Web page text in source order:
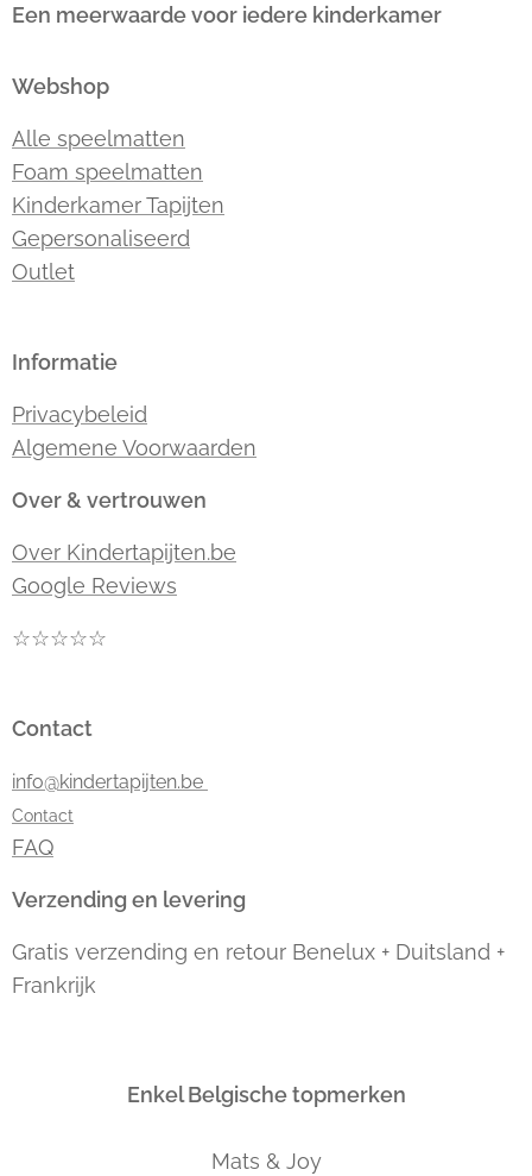
Een meerwaarde voor iedere kinderkamer
Webshop
Alle speelmatten
Foam speelmatten
Kinderkamer Tapijten
Gepersonaliseerd
Outlet
Informatie
Privacybeleid
Algemene Voorwaarden
Over & vertrouwen
Over Kindertapijten.be
Google Reviews
☆☆☆☆☆
Contact
info@kindertapijten.be
Contact
FAQ
Verzending en levering
Gratis verzending en retour Benelux + Duitsland +
Frankrijk
Enkel Belgische topmerken
Mats & Joy